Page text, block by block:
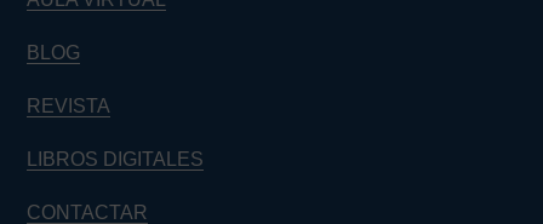
BLOG
REVISTA
LIBROS DIGITALES
CONTACTAR